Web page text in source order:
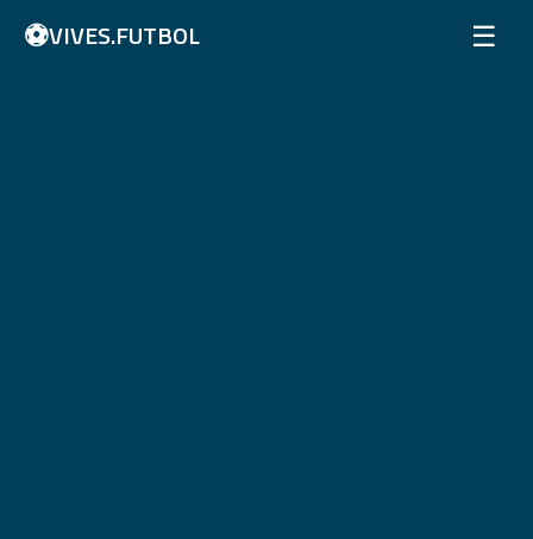
⚽VIVES.FUTBOL ☰